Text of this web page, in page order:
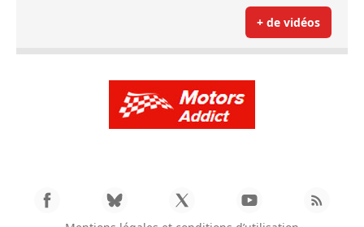
+ de vidéos